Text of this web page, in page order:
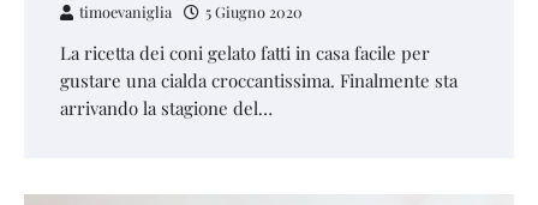
timoevaniglia 5 Giugno 2020
La ricetta dei coni gelato fatti in casa facile per
gustare una cialda croccantissima. Finalmente sta
arrivando la stagione del…